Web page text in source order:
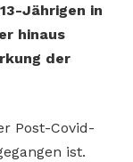
Jährigen in
hinaus
der
Post-Covid-
ist.